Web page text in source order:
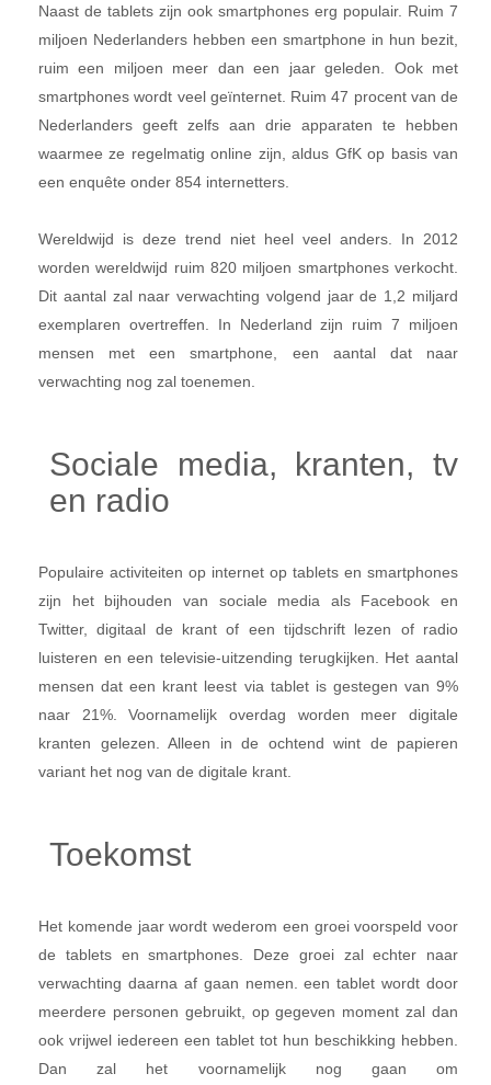
Naast de tablets zijn ook smartphones erg populair. Ruim 7
miljoen Nederlanders hebben een smartphone in hun bezit,
ruim een miljoen meer dan een jaar geleden. Ook met
smartphones wordt veel geïnternet. Ruim 47 procent van de
Nederlanders geeft zelfs aan drie apparaten te hebben
waarmee ze regelmatig online zijn, aldus GfK op basis van
een enquête onder 854 internetters.
Wereldwijd is deze trend niet heel veel anders. In 2012
worden wereldwijd ruim 820 miljoen smartphones verkocht.
Dit aantal zal naar verwachting volgend jaar de 1,2 miljard
exemplaren overtreffen. In Nederland zijn ruim 7 miljoen
mensen met een smartphone, een aantal dat naar
verwachting nog zal toenemen.
Sociale media, kranten, tv
en radio
Populaire activiteiten op internet op tablets en smartphones
zijn het bijhouden van sociale media als Facebook en
Twitter, digitaal de krant of een tijdschrift lezen of radio
luisteren en een televisie-uitzending terugkijken. Het aantal
mensen dat een krant leest via tablet is gestegen van 9%
naar 21%. Voornamelijk overdag worden meer digitale
kranten gelezen. Alleen in de ochtend wint de papieren
variant het nog van de digitale krant.
Toekomst
Het komende jaar wordt wederom een groei voorspeld voor
de tablets en smartphones. Deze groei zal echter naar
verwachting daarna af gaan nemen. een tablet wordt door
meerdere personen gebruikt, op gegeven moment zal dan
ook vrijwel iedereen een tablet tot hun beschikking hebben.
Dan zal het voornamelijk nog gaan om